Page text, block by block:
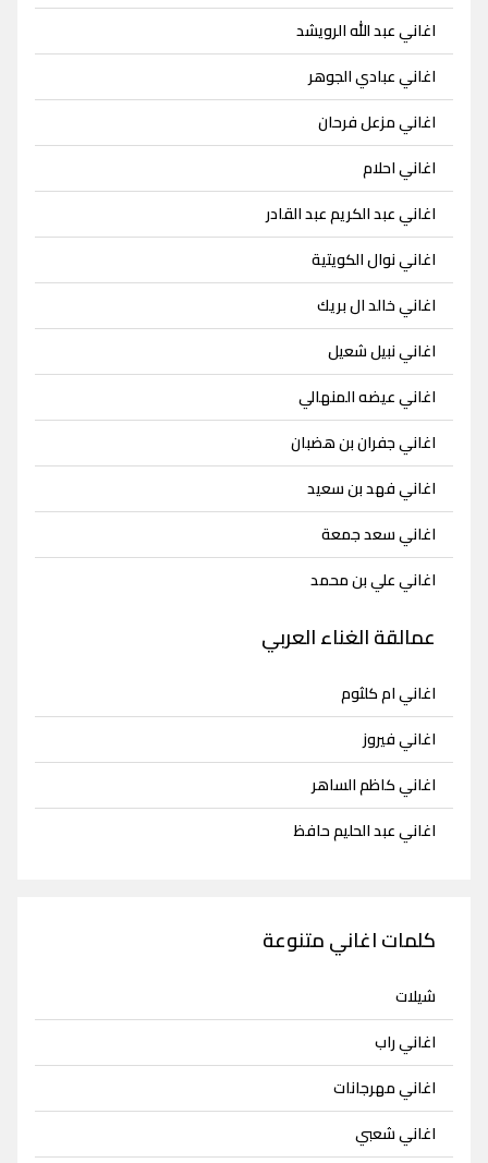
اغاني عبد الله الرويشد
اغاني عبادي الجوهر
اغاني مزعل فرحان
اغاني احلام
اغاني عبد الكريم عبد القادر
اغاني نوال الكويتية
اغاني خالد ال بريك
اغاني نبيل شعيل
اغاني عيضه المنهالي
اغاني جفران بن هضبان
اغاني فهد بن سعيد
اغاني سعد جمعة
اغاني علي بن محمد
عمالقة الغناء العربي
اغاني ام كلثوم
اغاني فيروز
اغاني كاظم الساهر
اغاني عبد الحليم حافظ
كلمات اغاني متنوعة
شيلات
اغاني راب
اغاني مهرجانات
اغاني شعبي